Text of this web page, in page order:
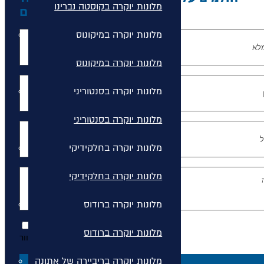
מלונות יוקרה בקוסטה נברינו
מלונות יוקרה במיקונוס
מלונות יוקרה במיקונוס
מלונות יוקרה בסנטוריני
מלונות יוקרה בסנטוריני
מלונות יוקרה בחלקידיקי
מלונות יוקרה בחלקידיקי
מלונות יוקרה ברודוס
מלונות יוקרה ברודוס
מלונות יוקרה בריביירה של אתונה
אנחנו כאן להגשים את החלום
הצטרפות לרשימת דיוור.